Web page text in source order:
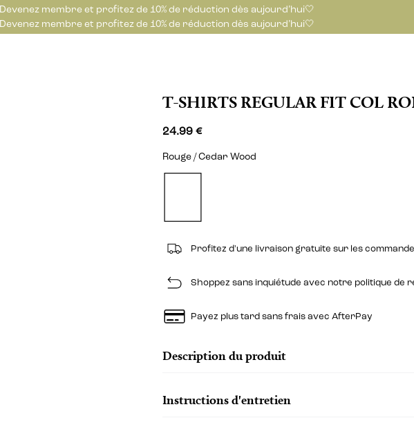
Devenez membre et profitez de 10% de réduction dès aujourd’hui🤍
Devenez membre et profitez de 10% de réduction dès aujourd’hui🤍
T-SHIRTS REGULAR FIT COL
24.99 €
Rouge / Cedar Wood
Profitez d'une livraison gratuite sur les
Shoppez sans inquiétude avec notre politique de
Payez plus tard sans frais avec AfterPay
Description du produit
Instructions d'entretien